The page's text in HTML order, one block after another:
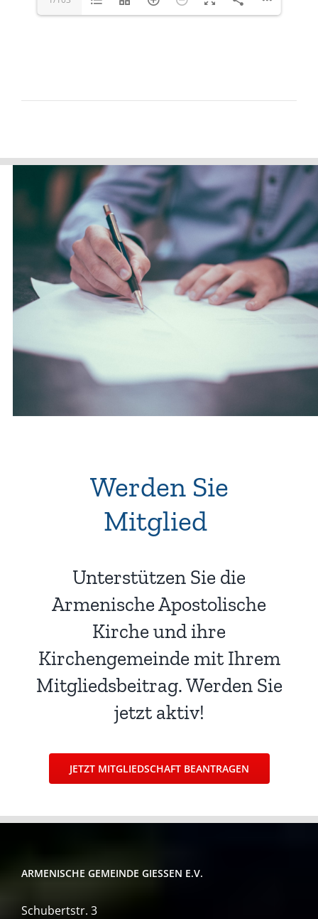
Werden Sie
Mitglied
Unterstützen Sie die
Armenische Apostolische
Kirche und ihre
Kirchengemeinde mit Ihrem
Mitgliedsbeitrag. Werden Sie
jetzt aktiv!
JETZT MITGLIEDSCHAFT BEANTRAGEN
ARMENISCHE GEMEINDE GIESSEN E.V.
Schubertstr. 3